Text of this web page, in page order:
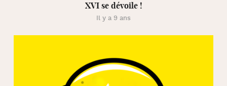
XVI se dévoile !
Il y a 9 ans